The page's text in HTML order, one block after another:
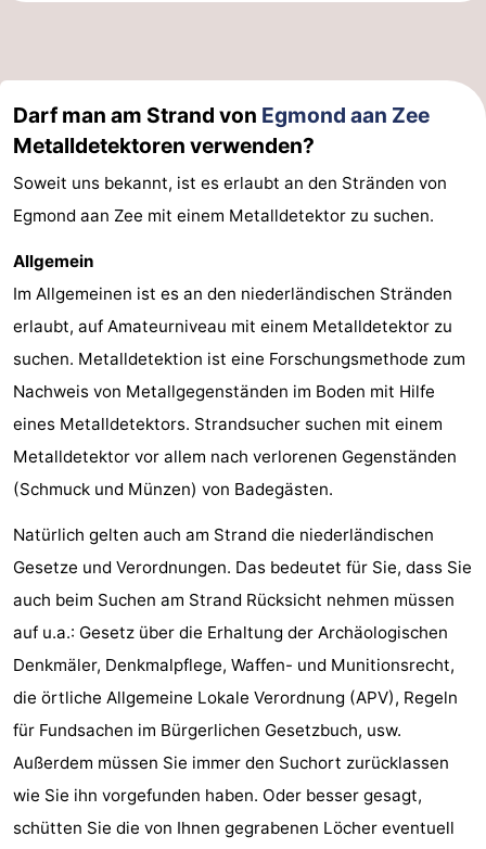
Darf man am Strand von Egmond aan Zee
Metalldetektoren verwenden?
Soweit uns bekannt, ist es erlaubt an den Stränden von
Egmond aan Zee mit einem Metalldetektor zu suchen.
Allgemein
Im Allgemeinen ist es an den niederländischen Stränden
erlaubt, auf Amateurniveau mit einem Metalldetektor zu
suchen. Metalldetektion ist eine Forschungsmethode zum
Nachweis von Metallgegenständen im Boden mit Hilfe
eines Metalldetektors. Strandsucher suchen mit einem
Metalldetektor vor allem nach verlorenen Gegenständen
(Schmuck und Münzen) von Badegästen.
Natürlich gelten auch am Strand die niederländischen
Gesetze und Verordnungen. Das bedeutet für Sie, dass Sie
auch beim Suchen am Strand Rücksicht nehmen müssen
auf u.a.: Gesetz über die Erhaltung der Archäologischen
Denkmäler, Denkmalpflege, Waffen- und Munitionsrecht,
die örtliche Allgemeine Lokale Verordnung (APV), Regeln
für Fundsachen im Bürgerlichen Gesetzbuch, usw.
Außerdem müssen Sie immer den Suchort zurücklassen
wie Sie ihn vorgefunden haben. Oder besser gesagt,
schütten Sie die von Ihnen gegrabenen Löcher eventuell